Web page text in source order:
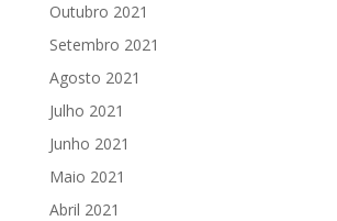
Outubro 2021
Setembro 2021
Agosto 2021
Julho 2021
Junho 2021
Maio 2021
Abril 2021